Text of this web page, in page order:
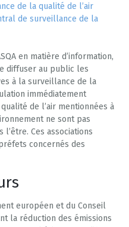
de la qualité de l’air
de surveillance de la
en matière d’information,
diffuser au public les
à la surveillance de la
immédiatement
de l’air mentionnées à
ne sont pas
Ces associations
concernés des
européen et du Conseil
la réduction des émissions